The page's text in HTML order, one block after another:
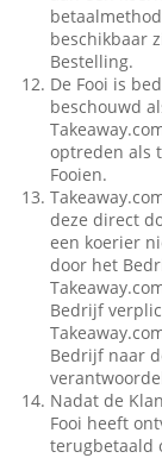
beschikbaar
Bestelling.
De Fooi is
beschouwd
optreden als
Fooien.
deze direct
een koerier
door het
Bedrijf
Bedrijf naar
Nadat de
Fooi heeft
terugbetaald